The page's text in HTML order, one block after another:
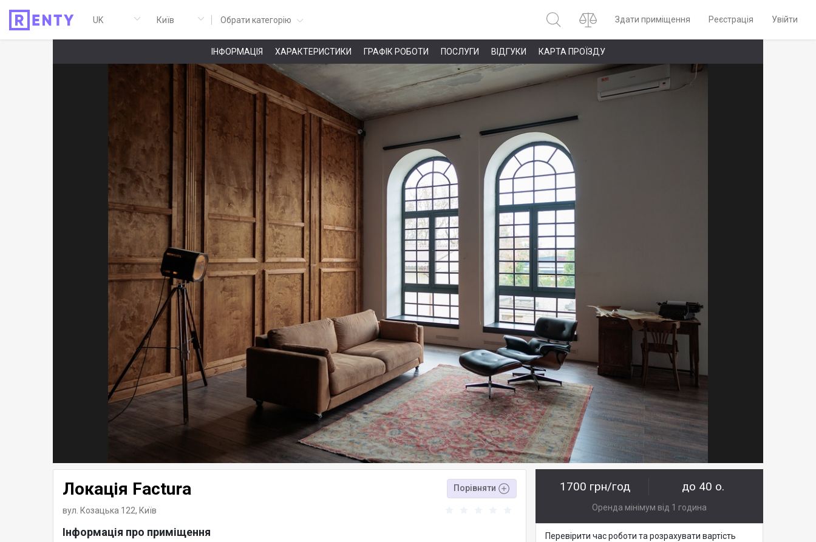
Обрати категорію Здати приміщення Реєстрація Увійти
ІНФОРМАЦІЯ ХАРАКТЕРИСТИКИ ГРАФІК РОБОТИ ПОСЛУГИ ВІДГУКИ КАРТА ПРОЇЗДУ
Локація Factura Порівняти
вул. Козацька 122, Київ
Інформація про приміщення
1700 грн/год до 40 о.
Оренда мінімум від 1 година
Перевірити час роботи та розрахувати вартість